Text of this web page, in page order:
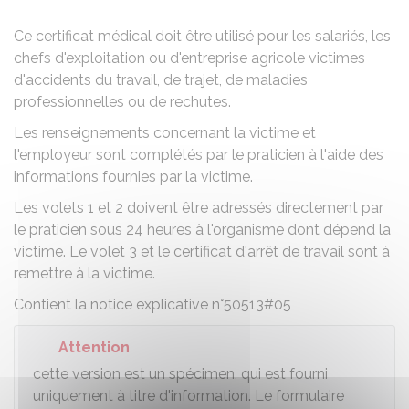
Ce certificat médical doit être utilisé pour les salariés, les
chefs d'exploitation ou d'entreprise agricole victimes
d'accidents du travail, de trajet, de maladies
professionnelles ou de rechutes.
Les renseignements concernant la victime et
l'employeur sont complétés par le praticien à l'aide des
informations fournies par la victime.
Les volets 1 et 2 doivent être adressés directement par
le praticien sous 24 heures à l'organisme dont dépend la
victime. Le volet 3 et le certificat d'arrêt de travail sont à
remettre à la victime.
Contient la notice explicative n°50513#05
Attention
cette version est un spécimen, qui est fourni
uniquement à titre d'information. Le formulaire